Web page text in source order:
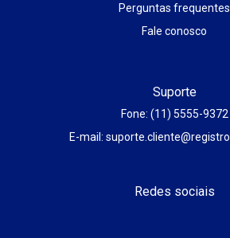
Perguntas frequentes
Fale conosco
Suporte
Fone: (11) 5555-9372
E-mail:
Redes sociais